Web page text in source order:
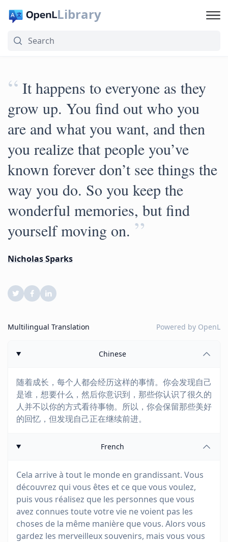
Library
“ It happens to everyone as they
grow up. You find out who you
are and what you want, and then
you realize that people you’ve
known forever don’t see things the
way you do. So you keep the
wonderful memories, but find
yourself moving on. ”
Nicholas Sparks
Multilingual Translation Powered by OpenL
Chinese
随着成长，每个人都会经历这样的事情。你会发现自己
是谁，想要什么，然后你意识到，那些你认识了很久的
人并不以你的方式看待事物。所以，你会保留那些美好
的回忆，但发现自己正在继续前进。
French
Cela arrive à tout le monde en grandissant. Vous
découvrez qui vous êtes et ce que vous voulez,
puis vous réalisez que les personnes que vous
avez connues toute votre vie ne voient pas les
choses de la même manière que vous. Alors vous
gardez les merveilleux souvenirs, mais vous vous